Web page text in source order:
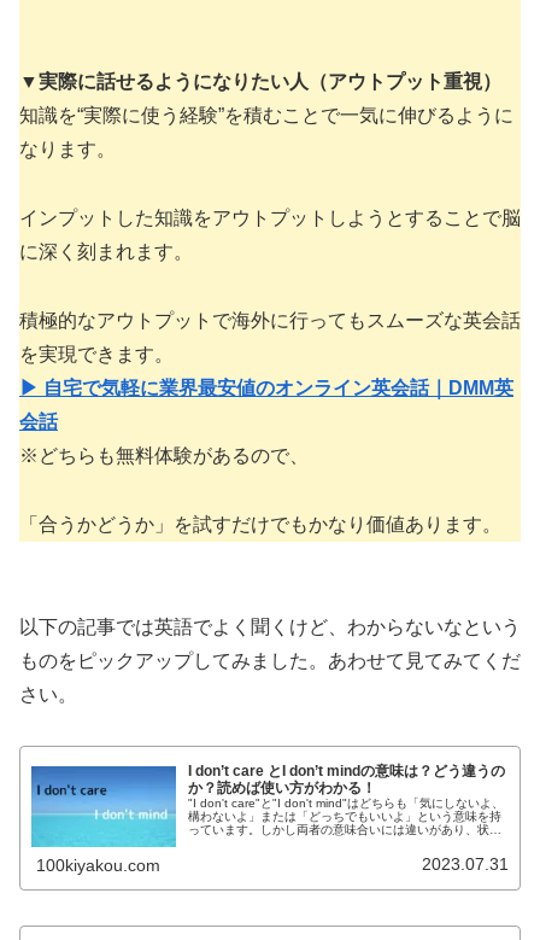
▼実際に話せるようになりたい人（アウトプット重視）
知識を“実際に使う経験”を積むことで一気に伸びるように
なります。
インプットした知識をアウトプットしようとすることで脳
に深く刻まれます。
積極的なアウトプットで海外に行ってもスムーズな英会話
を実現できます。
▶ 自宅で気軽に業界最安値のオンライン英会話｜DMM英
会話
※どちらも無料体験があるので、
「合うかどうか」を試すだけでもかなり価値あります。
以下の記事では英語でよく聞くけど、わからないなという
ものをピックアップしてみました。あわせて見てみてくだ
さい。
I don’t care とI don’t mindの意味は？どう違うの
か？読めば使い方がわかる！
"I don't care"と"I don't mind"はどちらも「気にしないよ、
構わないよ」または「どっちでもいいよ」という意味を持
っています。しかし両者の意味合いには違いがあり、状況
100kiyakou.com 2023.07.31